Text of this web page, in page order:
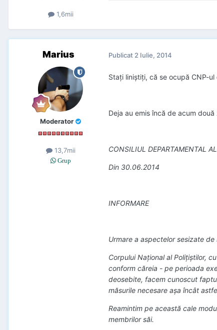
1,6mii
Marius
Moderator
13,7mii
Grup
Publicat 2 Iulie, 2014
Staţi liniştiţi, că se ocupă CNP-
Deja au emis încă de acum două
CONSILIUL DEPARTAMENTAL
Din 30.06.2014
INFORMARE
Urmare a aspectelor sesizate
Corpului Naţional al Poliţiştilor,
conform căreia - pe perioada
deosebite, facem cunoscut
măsurile necesare aşa încât
Reamintim pe această cale
membrilor săi.